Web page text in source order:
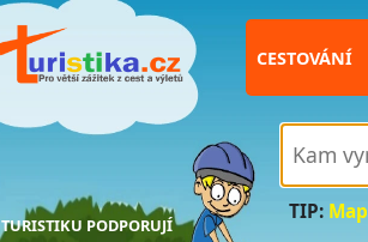
TURISTIKU PODPORUJÍ
CESTOVÁNÍ
TIP: